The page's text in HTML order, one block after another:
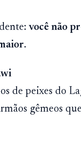
você não
.
de peixes do
gêmeos